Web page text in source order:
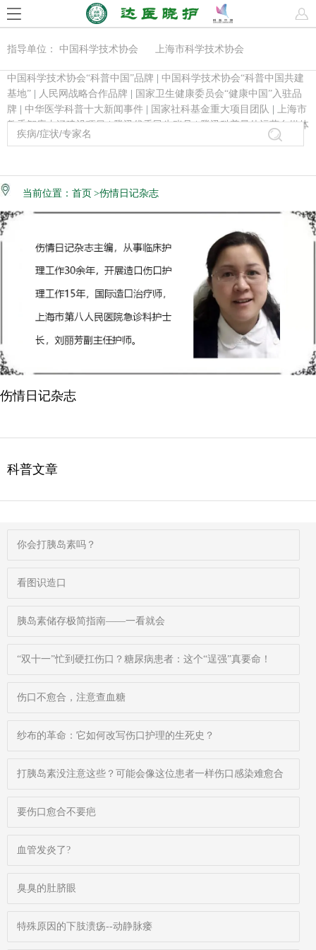
指导单位： 中国科学技术协会 上海市科学技术协会
中国科学技术协会“科普中国”品牌
中国科学技术协会“科普中国共建
基地”
人民网战略合作品牌
国家卫生健康委员会“健康中国”入驻品
牌
中华医学科普十大新闻事件 国家社科基金重大项目团队
上海市
教委智库内涵建设项目|腾讯优秀民生账号|腾讯科普最佳运营自媒体
当前位置： 首页 >伤情日记杂志
伤情日记杂志
科普文章
你会打胰岛素吗？
看图识造口
胰岛素储存极简指南——一看就会
“双十一”忙到硬扛伤口？糖尿病患者：这个“逞强”真要命！
伤口不愈合，注意查血糖
纱布的革命：它如何改写伤口护理的生死史？
打胰岛素没注意这些？可能会像这位患者一样伤口感染难愈合
要伤口愈合不要疤
血管发炎了?
臭臭的肚脐眼
特殊原因的下肢溃疡--动静脉瘘